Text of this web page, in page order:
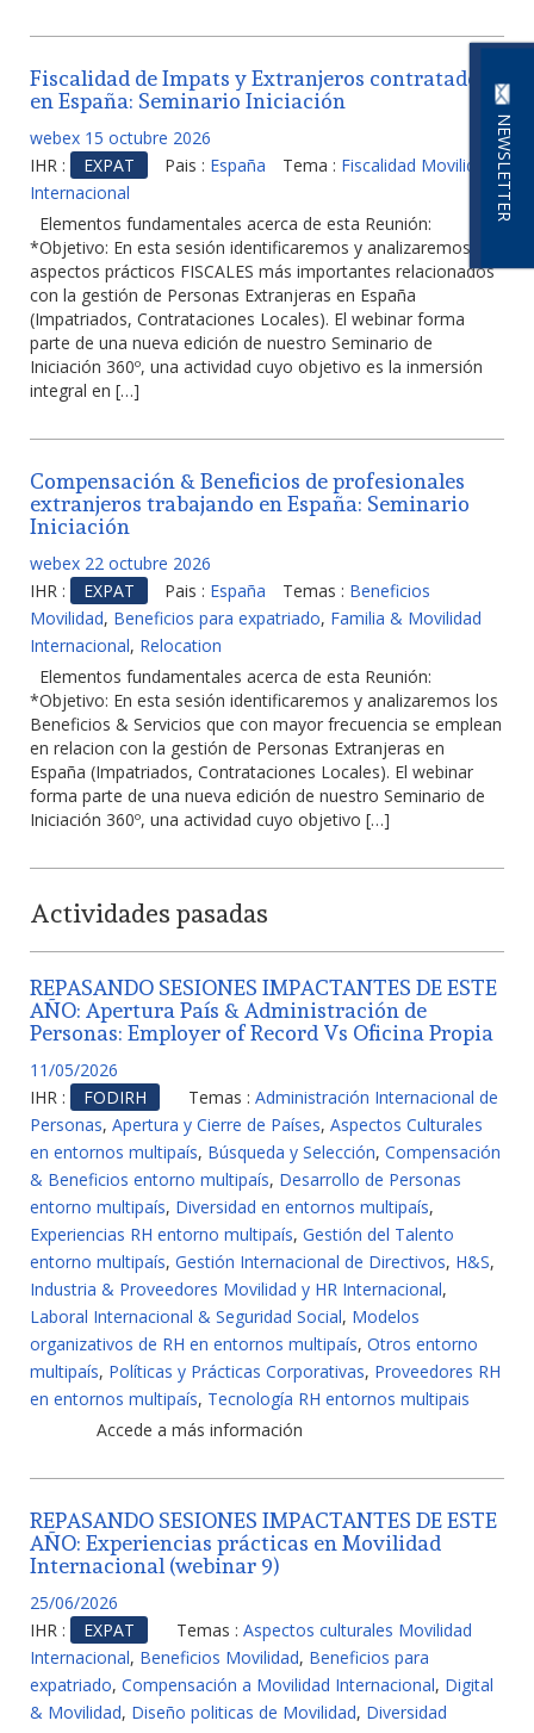
NEWSLETTER
Fiscalidad de Impats y Extranjeros contratados
en España: Seminario Iniciación
webex 15 octubre 2026
IHR :
EXPAT Pais : España Tema : Fiscalidad Movilidad
Internacional
Elementos fundamentales acerca de esta Reunión:
*Objetivo: En esta sesión identificaremos y analizaremos los
aspectos prácticos FISCALES más importantes relacionados
con la gestión de Personas Extranjeras en España
(Impatriados, Contrataciones Locales). El webinar forma
parte de una nueva edición de nuestro Seminario de
Iniciación 360º, una actividad cuyo objetivo es la inmersión
integral en […]
Compensación & Beneficios de profesionales
extranjeros trabajando en España: Seminario
Iniciación
webex 22 octubre 2026
IHR :
EXPAT Pais : España Temas : Beneficios
Movilidad, Beneficios para expatriado, Familia & Movilidad
Internacional, Relocation
Elementos fundamentales acerca de esta Reunión:
*Objetivo: En esta sesión identificaremos y analizaremos los
Beneficios & Servicios que con mayor frecuencia se emplean
en relacion con la gestión de Personas Extranjeras en
España (Impatriados, Contrataciones Locales). El webinar
forma parte de una nueva edición de nuestro Seminario de
Iniciación 360º, una actividad cuyo objetivo […]
Actividades pasadas
REPASANDO SESIONES IMPACTANTES DE ESTE
AÑO: Apertura País & Administración de
Personas: Employer of Record Vs Oficina Propia
11/05/2026
IHR :
FODIRH Temas : Administración Internacional de
Personas, Apertura y Cierre de Países, Aspectos Culturales
en entornos multipaís, Búsqueda y Selección, Compensación
& Beneficios entorno multipaís, Desarrollo de Personas
entorno multipaís, Diversidad en entornos multipaís,
Experiencias RH entorno multipaís, Gestión del Talento
entorno multipaís, Gestión Internacional de Directivos, H&S,
Industria & Proveedores Movilidad y HR Internacional,
Laboral Internacional & Seguridad Social, Modelos
organizativos de RH en entornos multipaís, Otros entorno
multipaís, Políticas y Prácticas Corporativas, Proveedores RH
en entornos multipaís, Tecnología RH entornos multipais
Accede a más información
REPASANDO SESIONES IMPACTANTES DE ESTE
AÑO: Experiencias prácticas en Movilidad
Internacional (webinar 9)
25/06/2026
IHR :
EXPAT Temas : Aspectos culturales Movilidad
Internacional, Beneficios Movilidad, Beneficios para
expatriado, Compensación a Movilidad Internacional, Digital
& Movilidad, Diseño politicas de Movilidad, Diversidad